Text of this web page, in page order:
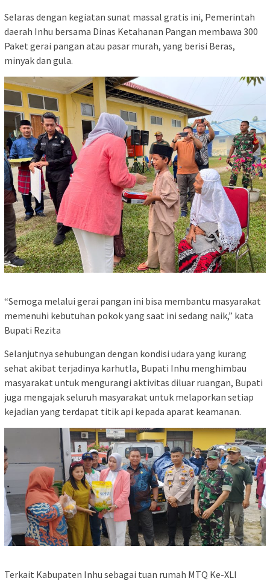
Selaras dengan kegiatan sunat massal gratis ini, Pemerintah
daerah Inhu bersama Dinas Ketahanan Pangan membawa 300
Paket gerai pangan atau pasar murah, yang berisi Beras,
minyak dan gula.
“Semoga melalui gerai pangan ini bisa membantu masyarakat
memenuhi kebutuhan pokok yang saat ini sedang naik,” kata
Bupati Rezita
Selanjutnya sehubungan dengan kondisi udara yang kurang
sehat akibat terjadinya karhutla, Bupati Inhu menghimbau
masyarakat untuk mengurangi aktivitas diluar ruangan, Bupati
juga mengajak seluruh masyarakat untuk melaporkan setiap
kejadian yang terdapat titik api kepada aparat keamanan.
Terkait Kabupaten Inhu sebagai tuan rumah MTQ Ke-XLI